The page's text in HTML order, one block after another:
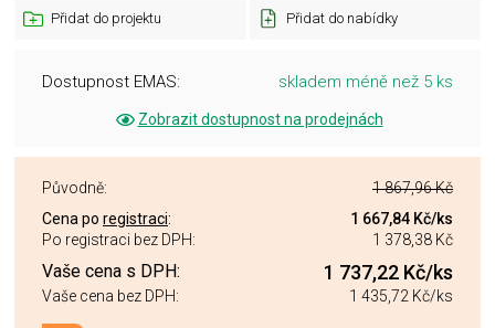
Přidat do projektu Přidat do nabídky
Dostupnost EMAS: skladem méně než 5 ks
Zobrazit dostupnost na prodejnách
Původně:
1 867,96 Kč
Cena po registraci: 1 667,84 Kč/ks
Po registraci bez DPH:
1 378,38 Kč
Vaše cena s DPH: 1 737,22 Kč/ks
Vaše cena bez DPH: 1 435,72 Kč/ks